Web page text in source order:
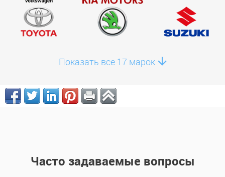
Показать все 17 марок
Часто задаваемые вопросы